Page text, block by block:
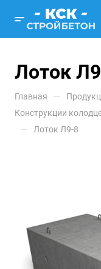
Лоток
Главная —
Конструкции
— Лоток Л9-8